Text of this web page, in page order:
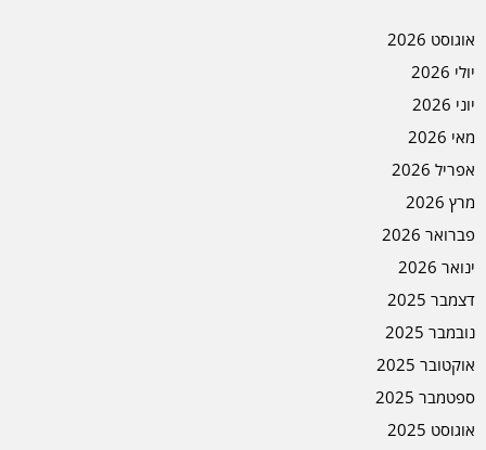
אוגוסט 2026
יולי 2026
יוני 2026
מאי 2026
אפריל 2026
מרץ 2026
פברואר 2026
ינואר 2026
דצמבר 2025
נובמבר 2025
אוקטובר 2025
ספטמבר 2025
אוגוסט 2025